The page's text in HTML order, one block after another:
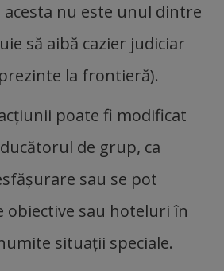
acesta nu este unul dintre
să aibă cazier judiciar
la frontieră).
poate fi modificat
de grup, ca
sau se pot
obiective sau hoteluri în
situaţii speciale.